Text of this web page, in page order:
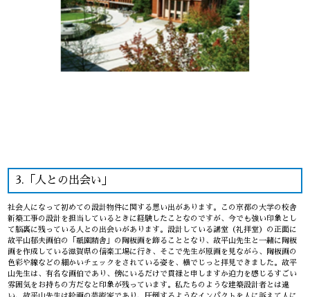
3.「人との出会い」
社会人になって初めての設計物件に関する思い出があります。この京都の大学の校舎
新築工事の設計を担当しているときに経験したことなのですが、今でも強い印象とし
て脳裏に残っている人との出会いがあります。設計している講堂（礼拝堂）の正面に
故平山郁夫画伯の「祇園精舎」の陶板画を飾ることとなり、故平山先生と一緒に陶板
画を作成している滋賀県の信楽工場に行き、そこで先生が原画を見ながら、陶板画の
色彩や線などの細かいチェックをされている姿を、横でじっと拝見できました。故平
山先生は、有名な画伯であり、傍にいるだけで貫禄と申しますか迫力を感じるすごい
雰囲気をお持ちの方だなと印象が残っています。私たちのような建築設計者とは違